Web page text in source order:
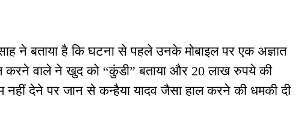
साह ने बताया है कि घटना से पहले उनके मोबाइल पर एक अज्ञात
वाले ने खुद को “कुंडी” बताया और 20 लाख रुपये की
नहीं देने पर जान से कन्हैया यादव जैसा हाल करने की धमकी दी